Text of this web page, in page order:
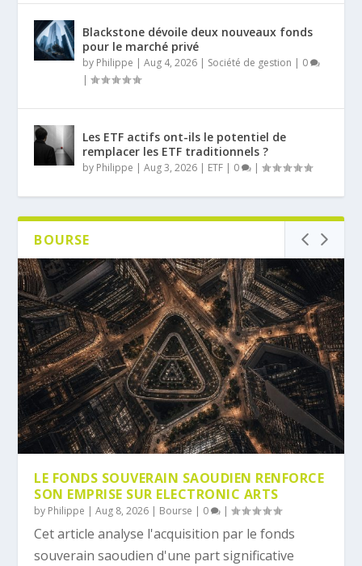
Blackstone dévoile deux nouveaux fonds
pour le marché privé
by Philippe |Aug 4, 2026 | Société de gestion | 0
|
Les ETF actifs ont-ils le potentiel de
remplacer les ETF traditionnels ?
by Philippe |Aug 3, 2026 | ETF | 0 |
BOURSE
LE FONDS SOUVERAIN SAOUDIEN RENFORCE
SON EMPRISE SUR ELECTRONIC ARTS
by Philippe |Aug 8, 2026 | Bourse | 0 |
Cet article analyse l'acquisition par le fonds
souverain saoudien d'une part significative